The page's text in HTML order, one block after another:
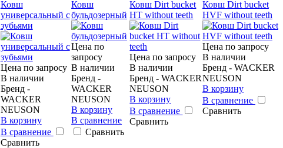
Ковш
универсальный с
зубьями
Цена по запросу
В наличии
Бренд -
WACKER
NEUSON
В корзину
В сравнение
Сравнить
Ковш
бульдозерный
Цена по
запросу
В наличии
Бренд -
WACKER
NEUSON
В корзину
В сравнение
Сравнить
Ковш Dirt bucket
HT without teeth
Цена по запросу
В наличии
Бренд - WACKER
NEUSON
В корзину
В сравнение
Сравнить
Ковш Dirt bucket
HVF without teeth
Цена по запросу
В наличии
Бренд - WACKER
NEUSON
В корзину
В сравнение
Сравнить